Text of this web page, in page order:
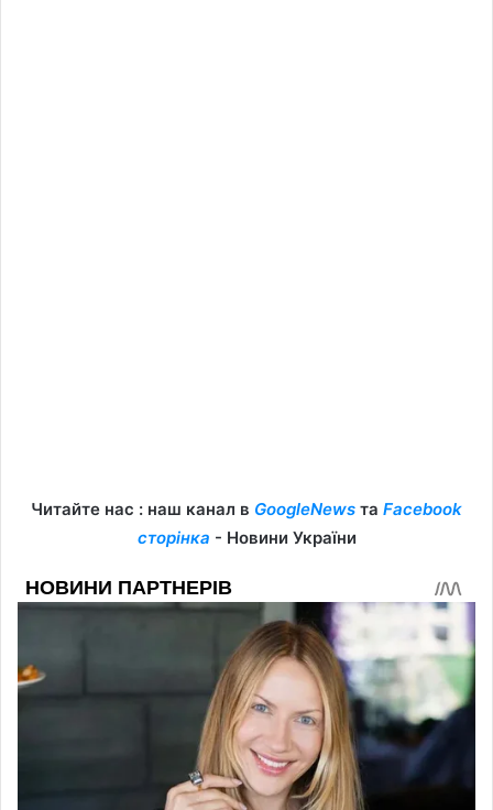
Читайте нас : наш канал в GoogleNews та Facebook
сторінка - Новини України